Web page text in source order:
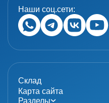
Наши соц.сети:
Склад
Карта сайта
Разделы